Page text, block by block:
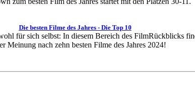
Die besten Filme des Jahres - Die Top 10
für sich selbst: In diesem Bereich des FilmRückblicks
Meinung nach zehn besten Filme des Jahres 2024!